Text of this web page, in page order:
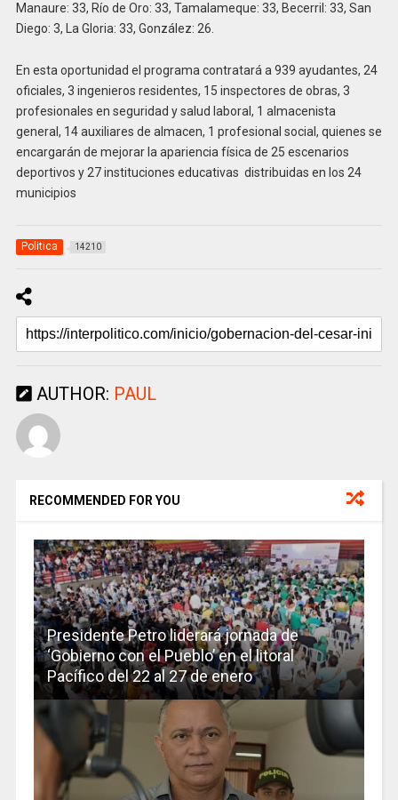
Manaure: 33, Río de Oro: 33, Tamalameque: 33, Becerril: 33, San
Diego: 3, La Gloria: 33, González: 26.
En esta oportunidad el programa contratará a 939 ayudantes, 24
oficiales, 3 ingenieros residentes, 15 inspectores de obras, 3
profesionales en seguridad y salud laboral, 1 almacenista
general, 14 auxiliares de almacen, 1 profesional social, quienes se
encargarán de mejorar la apariencia física de 25 escenarios
deportivos y 27 instituciones educativas distribuidas en los 24
municipios
Politica 14210
AUTHOR: PAUL
RECOMMENDED FOR YOU
Presidente Petro liderará jornada de
‘Gobierno con el Pueblo’ en el litoral
Pacífico del 22 al 27 de enero